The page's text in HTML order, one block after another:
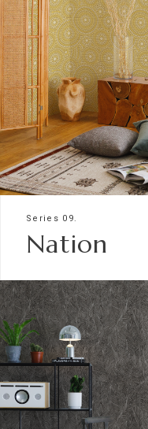
Series 09.
Nation